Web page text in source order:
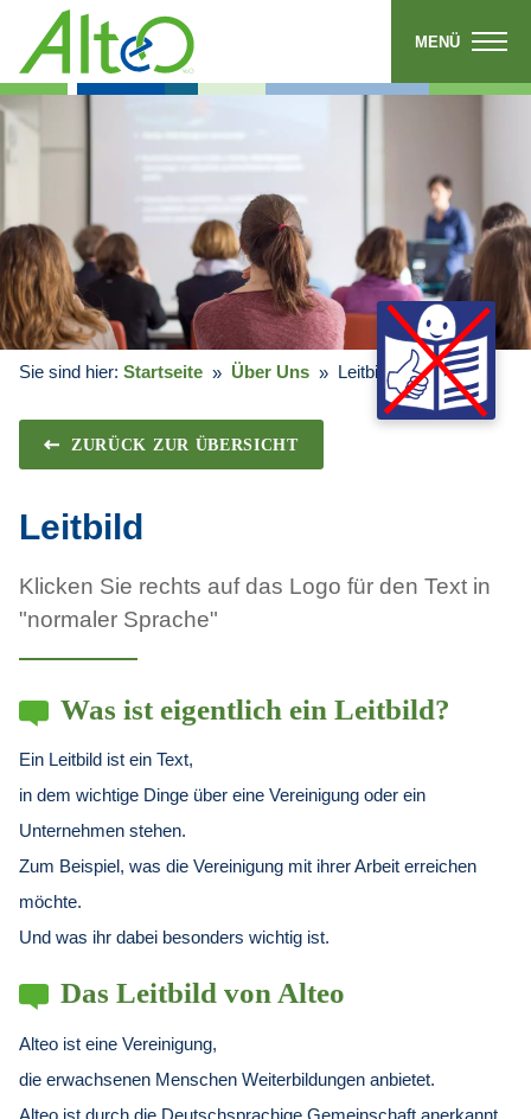
MENÜ
Sie sind hier: Startseite Über Uns Leitbild
ZURÜCK ZUR ÜBERSICHT
Leitbild
Klicken Sie rechts auf das Logo für den Text in
"normaler Sprache"
Was ist eigentlich ein Leitbild?
Ein Leitbild ist ein Text,
in dem wichtige Dinge über eine Vereinigung oder ein
Unternehmen stehen.
Zum Beispiel, was die Vereinigung mit ihrer Arbeit erreichen
möchte.
Und was ihr dabei besonders wichtig ist.
Das Leitbild von Alteo
Alteo ist eine Vereinigung,
die erwachsenen Menschen Weiterbildungen anbietet.
Alteo ist durch die Deutschsprachige Gemeinschaft anerkannt.